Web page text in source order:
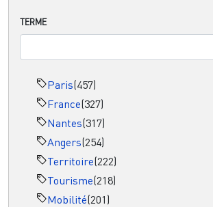
TERME
Paris(457)
France(327)
Nantes(317)
Angers(254)
Territoire(222)
Tourisme(218)
Mobilité(201)